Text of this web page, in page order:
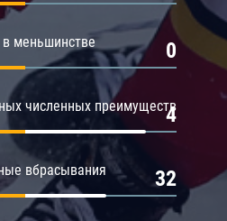
меньшинстве 0
численных преимуществ
4
вбрасывания 32